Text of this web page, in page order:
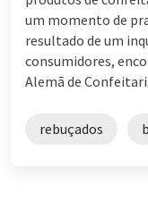
um momento de
resultado de um
consumidores,
Alemã de
rebuçados